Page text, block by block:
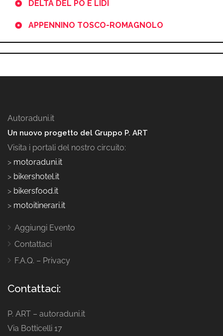
DELTA DEL PO E LIDI
APPENNINO TOSCO-ROMAGNOLO
Autoraduni.it
Un nuovo progetto del Gruppo P. ART
Visita i portali del nostro circuito:
> motoraduni.it
> bikershotel.it
> bikersfood.it
> motoitinerari.it
Aggiungi Evento
Contattaci
F.A.Q. – Privacy
Contattaci:
P. ART – autoraduni.it
Via Botticelli 17